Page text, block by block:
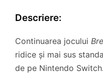
Descriere:
Continuarea jocului
ridice și mai sus
de pe Nintendo